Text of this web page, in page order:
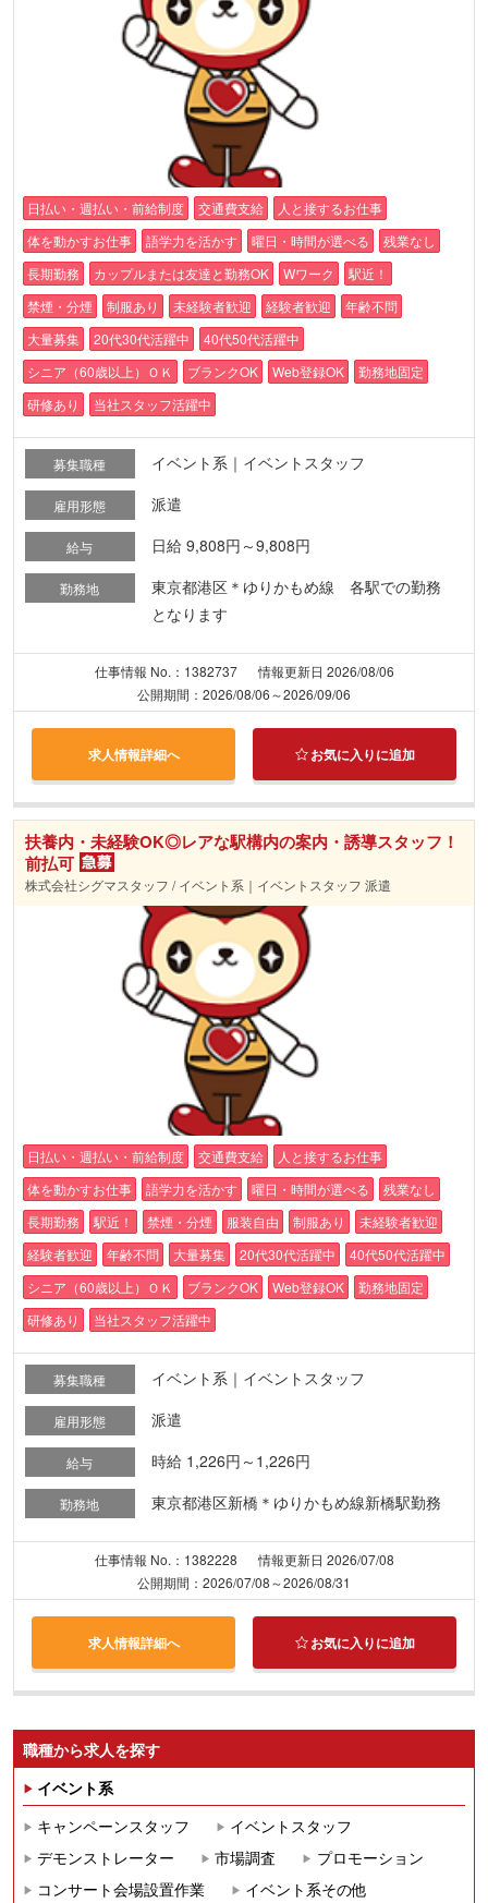
日払い・週払い・前給制度 交通費支給
人と接するお仕事
体を動かすお仕事
語学力を活かす 曜日・時間が選べる
残業なし
長期勤務
カップルまたは友達と勤務OK Wワーク
駅近！
禁煙・分煙
制服あり 未経験者歓迎 経験者歓迎
年齢不問
大量募集
20代30代活躍中
40代50代活躍中
シニア（60歳以上）ＯＫ
ブランクOK Web登録OK
勤務地固定
研修あり
当社スタッフ活躍中
募集職種 イベント系｜イベントスタッフ
雇用形態 派遣
給与 日給 9,808円～9,808円
勤務地
東京都港区＊ゆりかもめ線 各駅での勤務
となります
仕事情報 No.：1382737
情報更新日 2026/08/06
公開期間：2026/08/06～2026/09/06
求人情報詳細へ お気に入りに追加
扶養内・未経験OK◎レアな駅構内の案内・誘導スタッフ！
前払可
株式会社シグマスタッフ / イベント系｜イベントスタッフ 派遣
日払い・週払い・前給制度 交通費支給
人と接するお仕事
体を動かすお仕事
語学力を活かす 曜日・時間が選べる
残業なし
長期勤務
駅近！ 禁煙・分煙 服装自由 制服あり
未経験者歓迎
経験者歓迎
年齢不問 大量募集 20代30代活躍中
40代50代活躍中
シニア（60歳以上）ＯＫ
ブランクOK Web登録OK
勤務地固定
研修あり
当社スタッフ活躍中
募集職種 イベント系｜イベントスタッフ
雇用形態 派遣
給与 時給 1,226円～1,226円
勤務地 東京都港区新橋＊ゆりかもめ線新橋駅勤務
仕事情報 No.：1382228
情報更新日 2026/07/08
公開期間：2026/07/08～2026/08/31
求人情報詳細へ お気に入りに追加
職種から求人を探す
イベント系
キャンペーンスタッフ
イベントスタッフ
デモンストレーター
市場調査
プロモーション
コンサート会場設置作業
イベント系その他